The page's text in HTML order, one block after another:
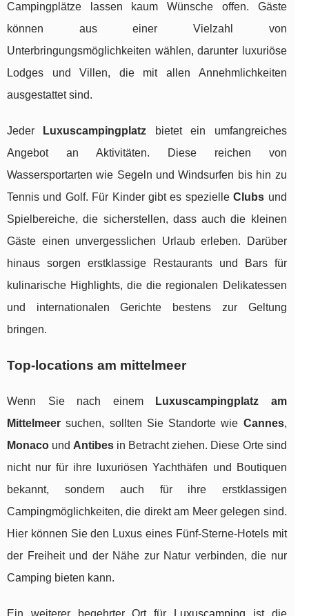
Campingplätze lassen kaum Wünsche offen. Gäste
können aus einer Vielzahl von
Unterbringungsmöglichkeiten wählen, darunter luxuriöse
Lodges und Villen, die mit allen Annehmlichkeiten
ausgestattet sind.
Jeder Luxuscampingplatz bietet ein umfangreiches
Angebot an Aktivitäten. Diese reichen von
Wassersportarten wie Segeln und Windsurfen bis hin zu
Tennis und Golf. Für Kinder gibt es spezielleClubs und
Spielbereiche, die sicherstellen, dass auch die kleinen
Gäste einen unvergesslichen Urlaub erleben. Darüber
hinaus sorgen erstklassige Restaurants und Bars für
kulinarische Highlights, die die regionalen Delikatessen
und internationalen Gerichte bestens zur Geltung
bringen.
Top-locations am mittelmeer
Wenn Sie nach einem
Luxuscampingplatz am
Mittelmeer suchen, sollten Sie Standorte wie Cannes,
Monaco und Antibes in Betracht ziehen. Diese Orte sind
nicht nur für ihre luxuriösen Yachthäfen und Boutiquen
bekannt, sondern auch für ihre erstklassigen
Campingmöglichkeiten, die direkt am Meer gelegen sind.
Hier können Sie den Luxus eines Fünf-Sterne-Hotels mit
der Freiheit und der Nähe zur Natur verbinden, die nur
Camping bieten kann.
Ein weiterer begehrter Ort für Luxuscamping ist die